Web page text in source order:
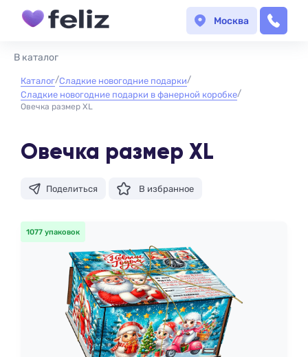
Москва
В каталог
Каталог Сладкие новогодние подарки
Сладкие новогодние подарки в фанерной коробке
Овечка размер XL
Овечка размер XL
Поделиться В избранное
1077 упаковок